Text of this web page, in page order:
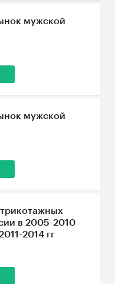
мужской
мужской
в 2005-2010
2014 гг